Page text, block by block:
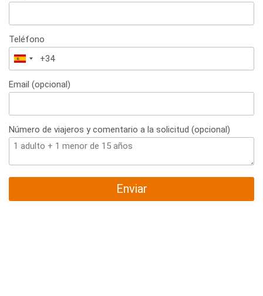
Teléfono
España
+34
Email (opcional)
Número de viajeros y comentario a la solicitud (opcional)
Enviar